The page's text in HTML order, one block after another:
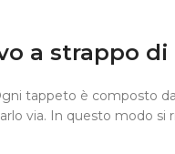
a strappo di
tappeto è composto
via. In questo modo